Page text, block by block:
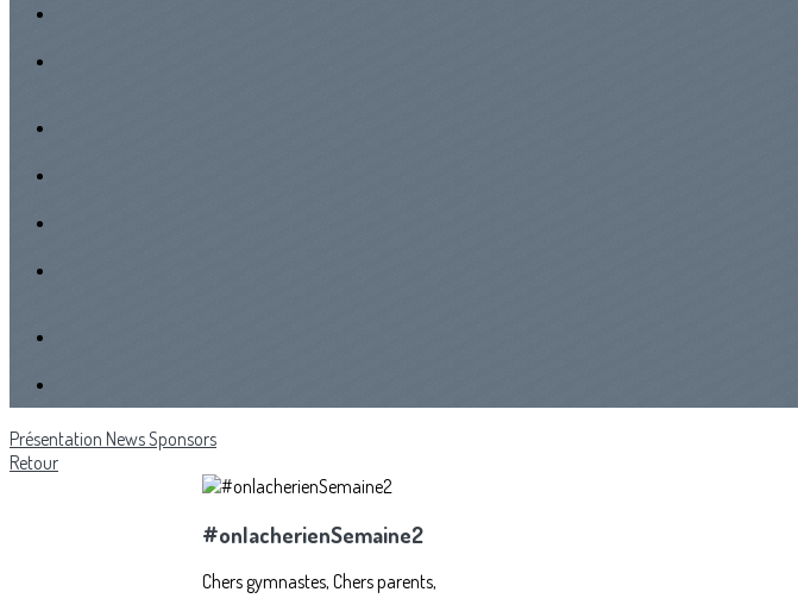
Présentation NewsSponsors
Retour
#onlacherienSemaine2
Chers gymnastes, Chers parents,